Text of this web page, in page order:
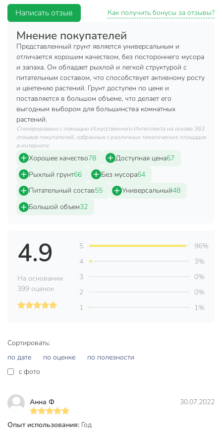
Объем, л
Бренд
Страна производства
Состав
торф
Тип
грунт
Назначение
для комнатных
растений
Область применения
для повышения
урожайности
Сезон использования
лето
Модель
Цветочный
Габариты упаковки
Написать отзыв Как получить бонусы за отзывы?
Мнение покупателей
Представленный грунт является универсальным и
отличается хорошим качеством, без постороннего мусора
и запаха. Он обладает рыхлой и легкой структурой с
питательным составом, что способствует активному росту
и цветению растений. Грунт доступен по цене и
поставляется в большом объеме, что делает его
выгодным выбором для большинства комнатных
растений.
Сгенерировано с помощью Искусственного Интеллекта на основе 363
отзывов покупателей, собранных с различных тематических площадок
в интернете
Хорошее качество78 Доступная цена67
Рыхлый грунт66 Без мусора64
Питательный состав55 Универсальный48
Большой объем32
Сортировать:
по дате
по оценке
по полезности
c фото
Анна Ф 30.07.2022
Опыт использования: Год
4.9
На основании
399 оценок
5
96%
4
3%
3
0%
2
0%
1
1%